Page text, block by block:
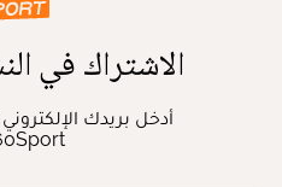
الاشتراك في
أدخل بريدك